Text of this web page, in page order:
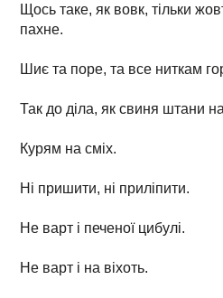
Щось таке, як вовк, тільки
пахне.
Шиє та поре, та все ниткам
Так до діла, як свиня штани
Курям на сміх.
Ні пришити, ні приліпити.
Не варт і печеної цибулі.
Не варт і на віхоть.